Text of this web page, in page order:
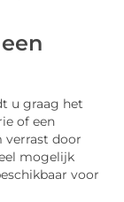
u graag het
of een
verrast door
mogelijk
voor